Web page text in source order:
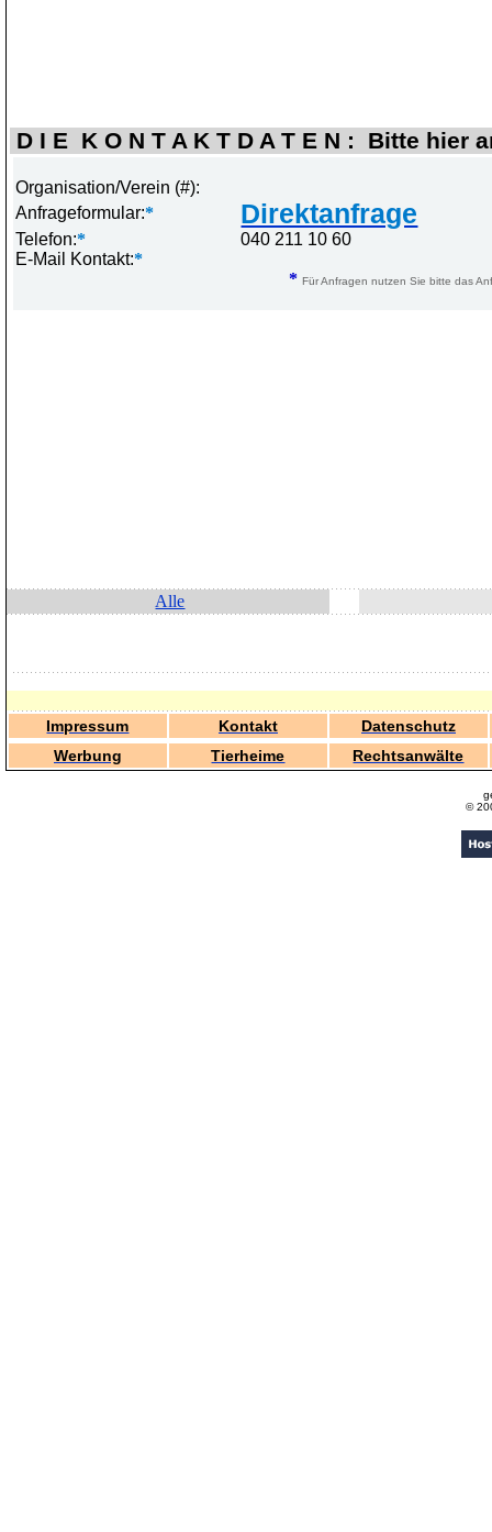
D I E K O N T A K T D A T E N : Bitte hier
Organisation/Verein (#):
Anfrageformular:* Direktanfrage
Telefon:*
040 211 10 60
E-Mail Kontakt:*
* Für Anfragen nutzen Sie bitte das
Alle
Impressum Kontakt
Datenschutz
Werbung
Tierheime Rechtsanwälte
©